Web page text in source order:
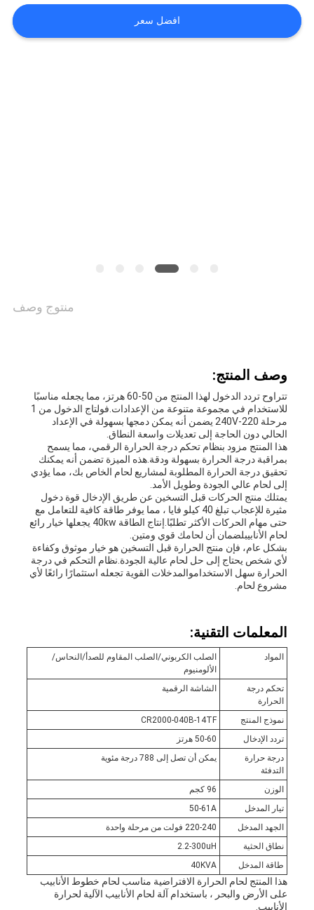
سياسة
افضل سعر
منتوج وصف
وصف المنتج:
تتراوح تردد الدخول لهذا المنتج من 50-60 هرتز، مما يجعله مناسبًا
للاستخدام في مجموعة متنوعة من الإعدادات.فولتاج الدخول من 1
مرحلة 220-240V يضمن أنه يمكن دمجها بسهولة في الإعداد
الحالي دون الحاجة إلى تعديلات واسعة النطاق.
هذا المنتج مزود بنظام تحكم درجة الحرارة الرقمي، مما يسمح
بمراقبة درجة الحرارة بسهولة ودقة.هذه الميزة تضمن أنه يمكنك
تحقيق درجة الحرارة المطلوبة لمشاريع لحام الخاص بك، مما يؤدي
إلى لحام عالي الجودة وطويل الأمد.
يمتلك منتج الحركات قبل التسخين عن طريق الإدخال قوة دخول
مثيرة للإعجاب تبلغ 40 كيلو فايا ، مما يوفر طاقة كافية للتعامل مع
حتى مهام الحركات الأكثر تطلبًا.إنتاج الطاقة 40kw يجعلها خيار رائع
لحام الأنابيبلضمان أن لحامك قوي ومتين.
بشكل عام، فإن منتج الحرارة قبل التسخين هو خيار موثوق وكفاءة
لأي شخص يحتاج إلى حل لحام عالية الجودة.نظام التحكم في درجة
الحرارة سهل الاستخداموالمدخلات القوية تجعله استثمارًا رائعًا لأي
مشروع لحام.
المعلمات التقنية:
المواد
الصلب الكربوني/الصلب المقاوم للصدأ/النحاس/
الألومنيوم
تحكم درجة
الحرارة
الشاشة الرقمية
نموذج المنتج
CR2000-040B-14TF
تردد الإدخال
50-60 هرتز
درجة حرارة
التدفئة
يمكن أن تصل إلى 788 درجة مئوية
الوزن
96 كجم
تيار المدخل
50-61A
الجهد المدخل
220-240 فولت من مرحلة واحدة
نطاق الحثية
2.2-300uH
طاقة المدخل
40KVA
هذا المنتج لحام الحرارة الافتراضية مناسب لحام خطوط الأنابيب
على الأرض والبحر ، باستخدام آلة لحام الأنابيب الآلية لحرارة
الأنابيب.